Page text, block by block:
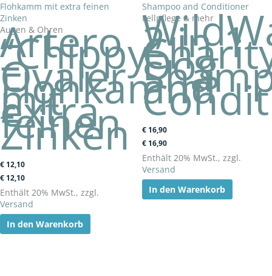
Augen & Ohren
Artero
“Chippy”
–
Ovaler
Flohkamm
mit
extra
feinen
Zinken
€ 12,10
€ 12,10
Enthält 20% MwSt., zzgl.
Versand
In den Warenkorb
Fellpflege & mehr
2 in 1
Dog
and
€ 16,90
€ 16,90
Enthält 20% MwSt., zzgl.
Versand
In den Warenkorb